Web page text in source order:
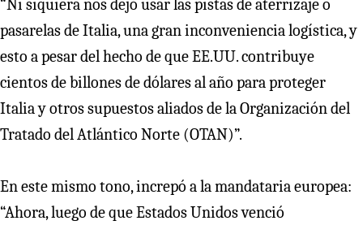
“Ni siquiera nos dejó usar las pistas de aterrizaje o
pasarelas de Italia, una gran inconveniencia logística, y
esto a pesar del hecho de que EE.UU. contribuye
cientos de billones de dólares al año para proteger
Italia y otros supuestos aliados de la Organización del
Tratado del Atlántico Norte (OTAN)”.
En este mismo tono, increpó a la mandataria europea:
“Ahora, luego de que Estados Unidos venció